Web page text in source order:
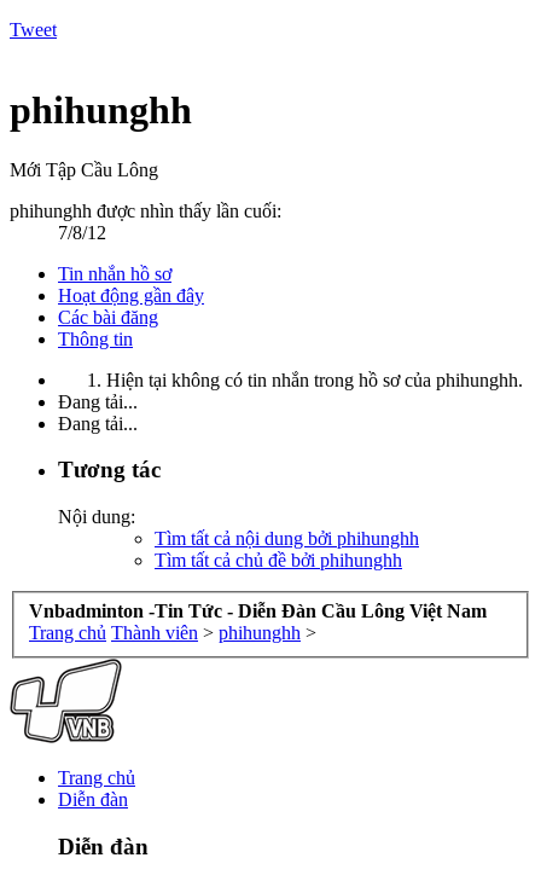
Tweet
phihunghh
Mới Tập Cầu Lông
phihunghh được nhìn thấy lần cuối:
7/8/12
Tin nhắn hồ sơ
Hoạt động gần đây
Các bài đăng
Thông tin
Hiện tại không có tin nhắn trong hồ sơ của phihunghh.
Đang tải...
Đang tải...
Tương tác
Nội dung:
Tìm tất cả nội dung bởi phihunghh
Tìm tất cả chủ đề bởi phihunghh
Vnbadminton -Tin Tức - Diễn Đàn Cầu Lông Việt Nam
Trang chủ Thành viên > phihunghh >
Trang chủ
Diễn đàn
Diễn đàn